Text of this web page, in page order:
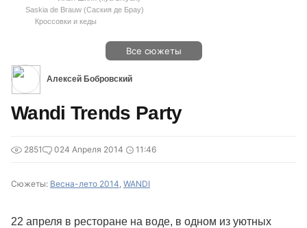
Saskia de Brauw (Саския де Брау)
Кроссовки и кеды
Все сюжеты
Алексей Бобровский
Wandi Trends Party
2851 024 Апреля 2014 11:46
Сюжеты: Весна-лето 2014, WANDI
22 апреля в ресторане на воде, в одном из уютных